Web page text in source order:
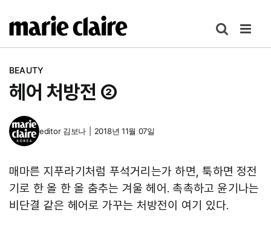
텐
BEAUTY
헤어 처방전 ②
editor 김보나 2018년 11월 07일
매마른 지푸라기처럼 푸석거리는가 하면, 툭하면 정전
기로 한 올 한 올 춤추는 겨울 헤어. 촉촉하고 윤기나는
비단결 같은 헤어로 가꾸는 처방전이 여기 있다.